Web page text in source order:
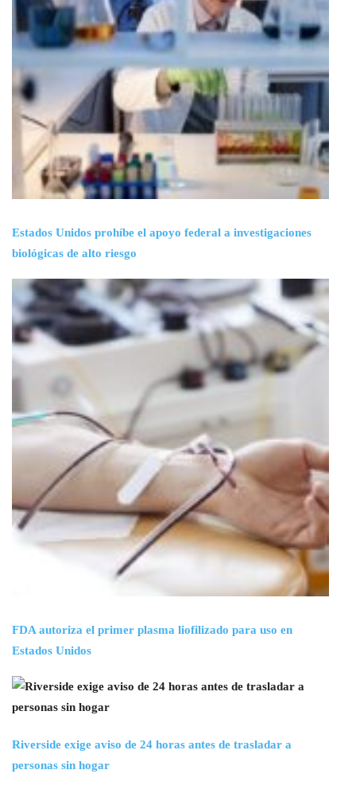
Estados Unidos prohíbe el apoyo federal a investigaciones
biológicas de alto riesgo
FDA autoriza el primer plasma liofilizado para uso en
Estados Unidos
Riverside exige aviso de 24 horas antes de trasladar a
personas sin hogar